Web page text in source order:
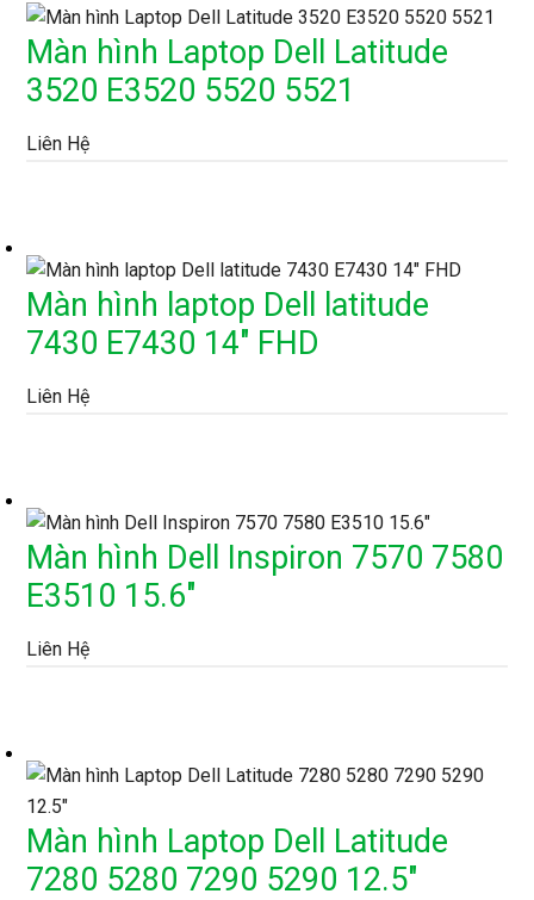
Màn hình Laptop Dell Latitude
3520 E3520 5520 5521
Liên Hệ
Màn hình laptop Dell latitude
7430 E7430 14″ FHD
Liên Hệ
Màn hình Dell Inspiron 7570 7580
E3510 15.6″
Liên Hệ
Màn hình Laptop Dell Latitude
7280 5280 7290 5290 12.5″